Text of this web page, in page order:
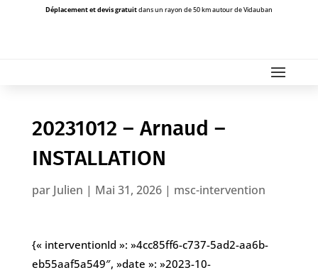
Déplacement et devis gratuitdans un rayon de 50 km autour de Vidauban
20231012 – Arnaud –
INSTALLATION
par Julien | Mai 31, 2026| msc-intervention
{« interventionId »: »4cc85ff6-c737-5ad2-aa6b-
eb55aaf5a549″, »date »: »2023-10-